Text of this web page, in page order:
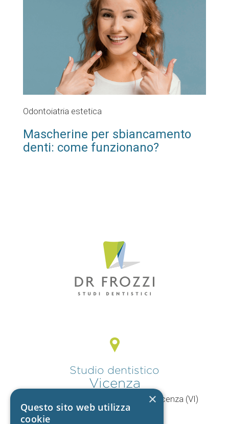
Odontoiatria estetica
Mascherine per sbiancamento
denti: come funzionano?
Studio dentistico
Vicenza
V.le Mercato Nuovo, 44/F 36100 Vicenza (VI)
T. 0444 960057
×
Questo sito web utilizza
cookie